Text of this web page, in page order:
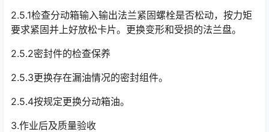
2.5.1检查分动箱输入输出法兰紧固螺栓是否松动，按力矩
要求紧固并上好放松卡片。更换变形和受损的法兰盘。
2.5.2密封件的检查保养
2.5.3更换存在漏油情况的密封组件。
2.5.4按规定更换分动箱油。
3.作业后及质量验收